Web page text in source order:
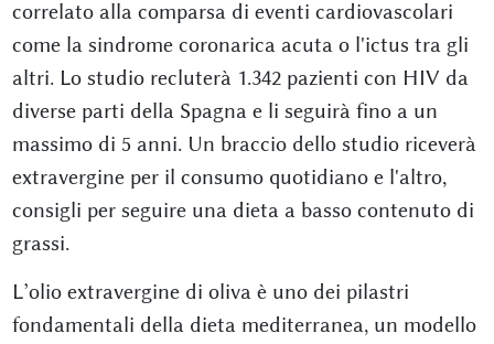
correlato alla comparsa di eventi cardiovascolari
come la sindrome coronarica acuta o l'ictus tra gli
altri. Lo studio recluterà 1.342 pazienti con HIV da
diverse parti della Spagna e li seguirà fino a un
massimo di 5 anni. Un braccio dello studio riceverà
extravergine per il consumo quotidiano e l'altro,
consigli per seguire una dieta a basso contenuto di
grassi.
L’olio extravergine di oliva è uno dei pilastri
fondamentali della dieta mediterranea, un modello